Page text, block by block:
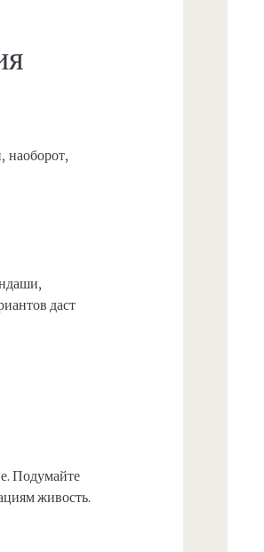
наоборот,
даст
Подумайте
живость.